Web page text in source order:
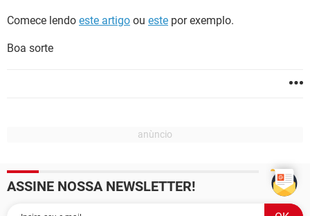
Comece lendo este artigo ou este por exemplo.
Boa sorte
ASSINE NOSSA NEWSLETTER!